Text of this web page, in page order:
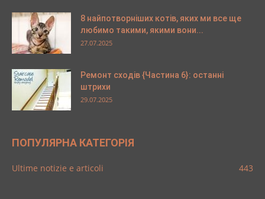
8 найпотворніших котів, яких ми все ще
любимо такими, якими вони...
27.07.2025
Ремонт сходів {Частина 6}: останні
штрихи
29.07.2025
ПОПУЛЯРНА КАТЕГОРІЯ
Ultime notizie e articoli 443